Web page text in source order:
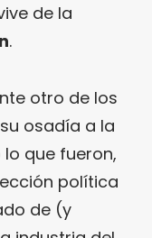
de la
.
otro de los
su osadía a la
que fueron,
política
de (y